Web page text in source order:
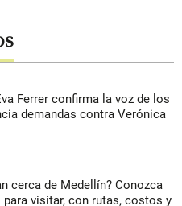
Ferrer confirma la voz de los
demandas contra Verónica
cerca de Medellín? Conozca
visitar, con rutas, costos y